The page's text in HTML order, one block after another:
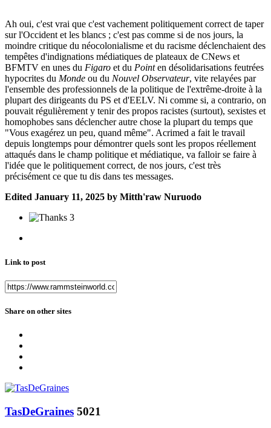
Ah oui, c'est vrai que c'est vachement politiquement correct de taper
sur l'Occident et les blancs ; c'est pas comme si de nos jours, la
moindre critique du néocolonialisme et du racisme déclenchaient des
tempêtes d'indignations médiatiques de plateaux de CNews et
BFMTV en unes du Figaro et du Pointen désolidarisations feutrées
hypocrites du Monde ou du Nouvel Observateur, vite relayées par
l'ensemble des professionnels de la politique de l'extrême-droite à la
plupart des dirigeants du PS et d'EELV. Ni comme si, a contrario, on
pouvait régulièrement y tenir des propos racistes (surtout), sexistes et
homophobes sans déclencher autre chose la plupart du temps que
"Vous exagérez un peu, quand même". Acrimed a fait le travail
depuis longtemps pour démontrer quels sont les propos réellement
attaqués dans le champ politique et médiatique, va falloir se faire à
l'idée que le politiquement correct, de nos jours, c'est très
précisément ce que tu dis dans tes messages.
Edited January 11, 2025 by Mitth'raw Nuruodo
3
Link to post
Share on other sites
TasDeGraines 5021